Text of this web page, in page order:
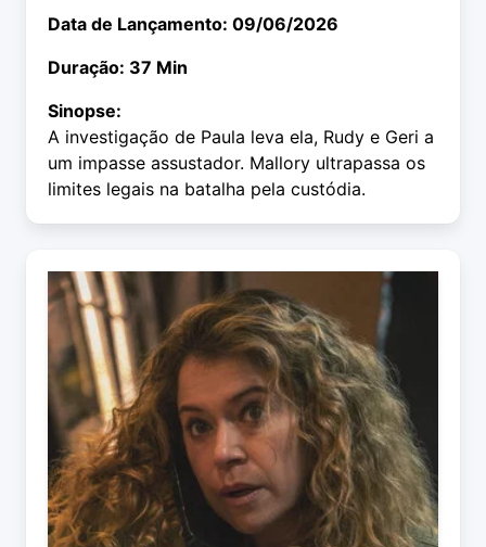
Data de Lançamento: 09/06/2026
Duração: 37 Min
Sinopse:
A investigação de Paula leva ela, Rudy e Geri a
um impasse assustador. Mallory ultrapassa os
limites legais na batalha pela custódia.